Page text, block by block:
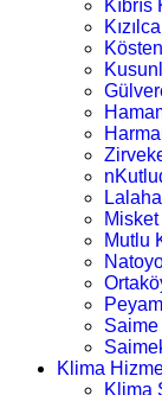
Mutlu
Saime
Klima
Klima